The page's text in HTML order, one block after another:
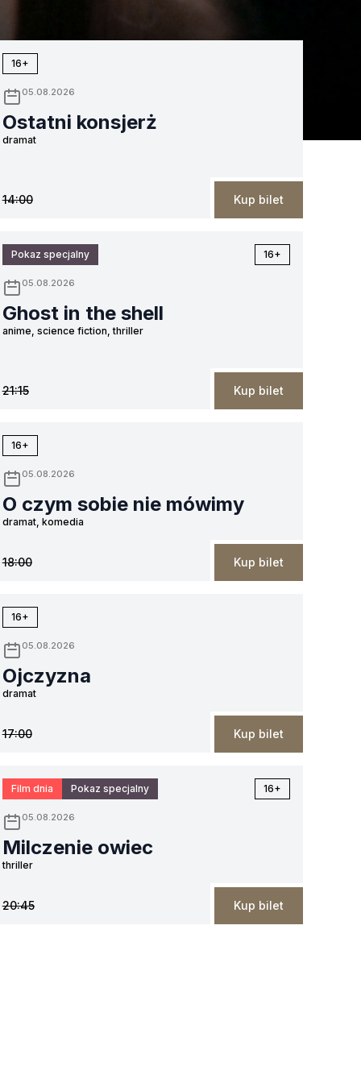
16+
05.08.2026
Ostatni konsjerż
dramat
14:00 Kup bilet
Pokaz specjalny 16+
05.08.2026
Ghost in the shell
anime, science fiction, thriller
21:15 Kup bilet
16+
05.08.2026
O czym sobie nie mówimy
dramat, komedia
18:00 Kup bilet
16+
05.08.2026
Ojczyzna
dramat
17:00 Kup bilet
Film dnia Pokaz specjalny 16+
05.08.2026
Milczenie owiec
thriller
20:45 Kup bilet